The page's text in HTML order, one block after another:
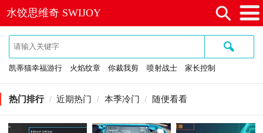
水饺思维奇 SWIJOY ⚲
≡
🔍
凯蒂猫幸福游行 火焰纹章 你裁我剪 喷射战士 家长控制
热门排行 / 近期热门 / 本季冷门 / 随便看看